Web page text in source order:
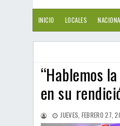
INICIO LOCALES
“Hablemos
en su
JUEVES, FEBRERO 27,